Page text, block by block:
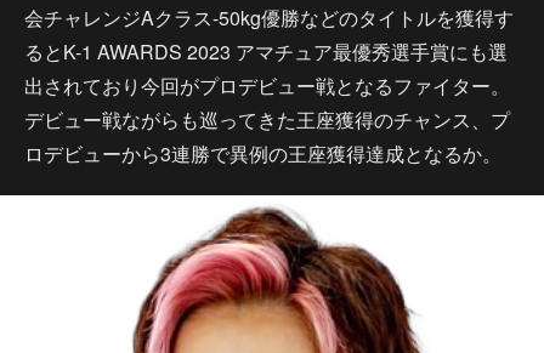
会チャレンジAクラス-50kg優勝などのタイトルを獲得す
るとK-1 AWARDS 2023 アマチュア最優秀選手賞にも選
出されており今回がプロデビュー戦となるファイター。
デビュー戦ながらも巡ってきた王座獲得のチャンス、プ
ロデビューから3連勝で異例の王座獲得達成となるか。